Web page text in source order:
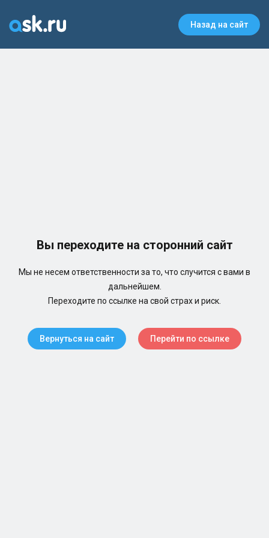
Назад на сайт
Вы переходите на сторонний сайт
Мы не несем ответственности за то, что случится с вами в
дальнейшем.
Переходите по ссылке на свой страх и риск.
Вернуться на сайт Перейти по ссылке